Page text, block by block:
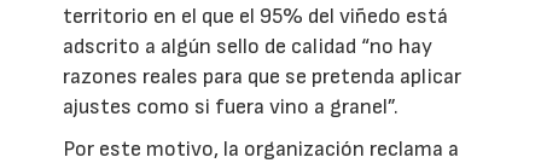
territorio en el que el 95% del viñedo está
adscrito a algún sello de calidad “no hay
razones reales para que se pretenda aplicar
ajustes como si fuera vino a granel”.
Por este motivo, la organización reclama a